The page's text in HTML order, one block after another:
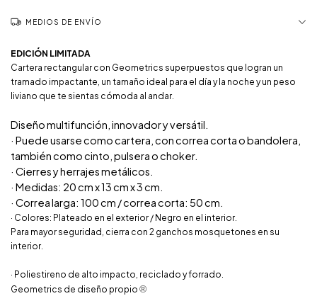
MEDIOS DE ENVÍO
EDICIÓN LIMITADA
Cartera rectangular con Geometrics superpuestos que logran un
tramado impactante, un tamaño ideal para el día y la noche y un peso
liviano que te sientas cómoda al andar.
Diseño multifunción, innovador y versátil.
· Puede usarse como cartera, con correa corta o bandolera,
también como cinto, pulsera o choker.
· Cierres y herrajes metálicos.
· Medidas: 20 cm x 13 cm x 3 cm.
· Correa larga: 100 cm / correa corta: 50 cm.
· Colores: Plateado en el exterior / Negro en el interior.
Para mayor seguridad, cierra con 2 ganchos mosquetones en su
interior.
· Poliestireno de alto impacto, reciclado y forrado.
Geometrics de diseño propio ®